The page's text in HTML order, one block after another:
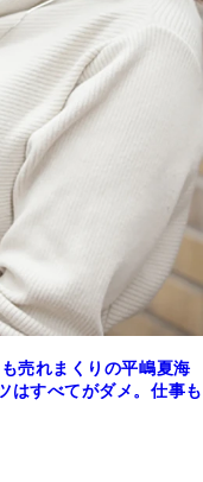
売れまくりの平嶋夏海
はすべてがダメ。仕事も